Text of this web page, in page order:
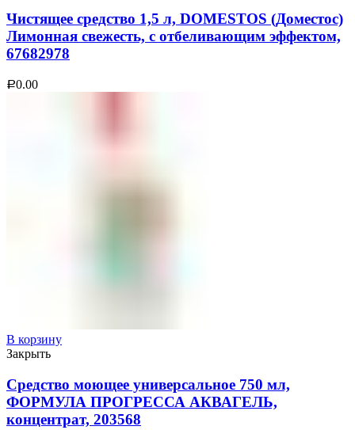
Чистящее средство 1,5 л, DOMESTOS (Доместос)
Лимонная свежесть, с отбеливающим эффектом,
67682978
Р0.00
В корзину
Закрыть
Средство моющее универсальное 750 мл,
ФОРМУЛА ПРОГРЕССА АКВАГЕЛЬ,
концентрат, 203568